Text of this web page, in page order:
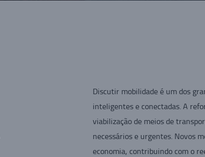
Discutir mobilidade é um dos
inteligentes e conectadas. A
viabilização de meios de
necessários e urgentes. Novos
economia, contribuindo com o